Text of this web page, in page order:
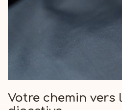
Votre chemin vers